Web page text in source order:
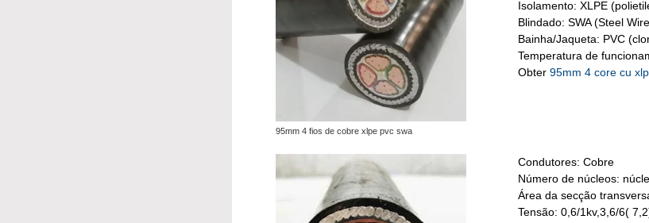
95mm 4 fios de cobre xlpe pvc swa
Isolamento: XLPE
Blindado: SWA (Steel
Bainha/Jaqueta: PVC
Temperatura de
Obter 95mm 4 core cu
Condutores: Cobre
Número de núcleos:
Área da secção
Tensão: 0,6/1kv,3,6/6(